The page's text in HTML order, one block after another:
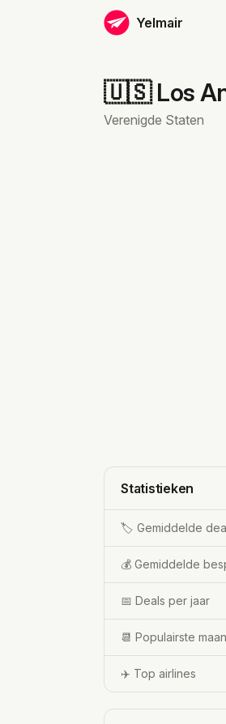
Yelmair
🇺🇸 Los
Verenigde Staten
Statistieken
🏷️ Gemiddelde
💰 Gemiddelde
📅 Deals per jaar
📆 Populairste
✈️ Top airlines